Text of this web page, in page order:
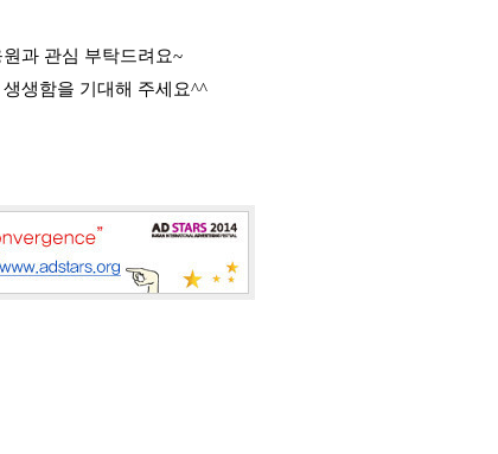
과 관심 부탁드려요~
생생함을 기대해 주세요^^